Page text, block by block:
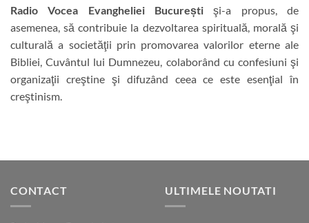
Radio Vocea Evangheliei București şi-a propus, de
asemenea, să contribuie la dezvoltarea spirituală, morală şi
culturală a societăţii prin promovarea valorilor eterne ale
Bibliei, Cuvântul lui Dumnezeu, colaborând cu confesiuni şi
organizaţii creştine şi difuzând ceea ce este esenţial în
creştinism.
CONTACT ULTIMELE NOUTATI